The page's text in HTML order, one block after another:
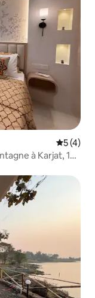
5 (4)
à Karjat, 1